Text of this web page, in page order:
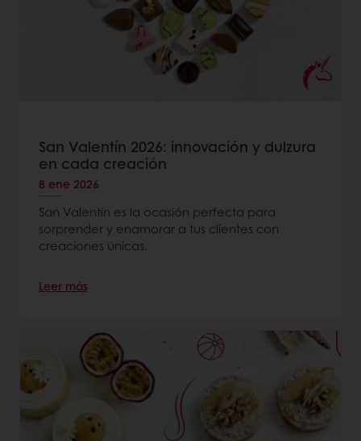
San Valentín 2026: innovación y dulzura
en cada creación
8 ene 2026
San Valentín es la ocasión perfecta para
sorprender y enamorar a tus clientes con
creaciones únicas.
Leer más